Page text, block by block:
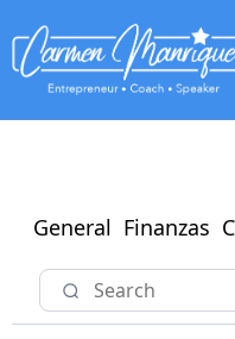
General Finanzas